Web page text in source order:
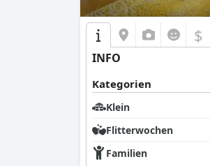
$
INFO
Kategorien
Klein
Flitterwochen
Familien